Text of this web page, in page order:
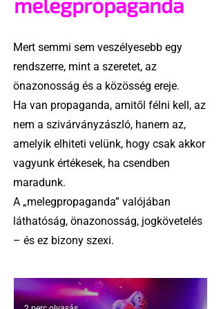
Mert semmi sem veszélyesebb egy
rendszerre, mint a szeretet, az
önazonosság és a közösség ereje.
Ha van propaganda, amitől félni kell, az
nem a szivárványzászló, hanem az,
amelyik elhiteti velünk, hogy csak akkor
vagyunk értékesek, ha csendben
maradunk.
A „melegpropaganda” valójában
láthatóság, önazonosság, jogkövetelés
– és ez bizony szexi.